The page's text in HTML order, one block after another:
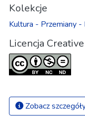
Kolekcje
Kultura - Przemiany
Licencja
Zobacz